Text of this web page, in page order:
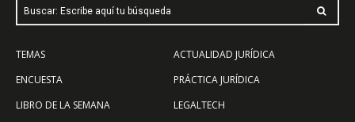
Buscar: Escribe aquí tu búsqueda
TEMAS
ENCUESTA
LIBRO DE LA SEMANA
ACTUALIDAD JURÍDICA
PRÁCTICA JURÍDICA
LEGALTECH